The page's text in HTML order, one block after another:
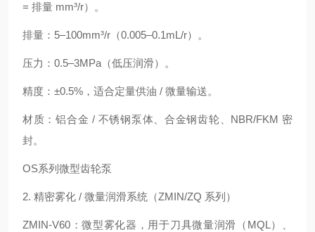
= 排量 mm³/r）。
排量：5–100mm³/r（0.005–0.1mL/r）。
压力：0.5–3MPa（低压润滑）。
精度：±0.5%，适合定量供油 / 微量输送。
材质：铝合金 / 不锈钢泵体、合金钢齿轮、NBR/FKM 密
封。
OS系列微型齿轮泵
2. 精密雾化 / 微量润滑系统（ZMIN/ZQ 系列）
ZMIN‑V60：微型雾化器，用于刀具微量润滑（MQL）、